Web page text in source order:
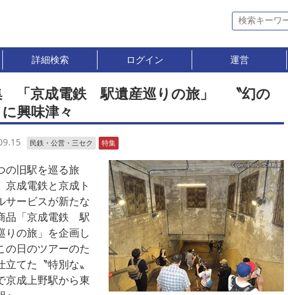
詳細検索 ログイン 運営
「京成電鉄 駅遺産巡りの旅」 〝幻の
興味津々
民鉄・公営・三セク 特集
の旧駅を巡る旅
成電鉄と京成ト
サービスが新たな
品「京成電鉄 駅
りの旅」を企画し
の日のツアーのた
立てた〝特別な〟
京成上野駅から東